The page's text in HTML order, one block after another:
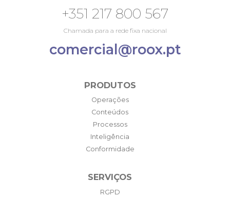
+351 217 800 567
Chamada para a rede fixa nacional
comercial@roox.pt
PRODUTOS
Operações
Conteúdos
Processos
Inteligência
Conformidade
SERVIÇOS
RGPD